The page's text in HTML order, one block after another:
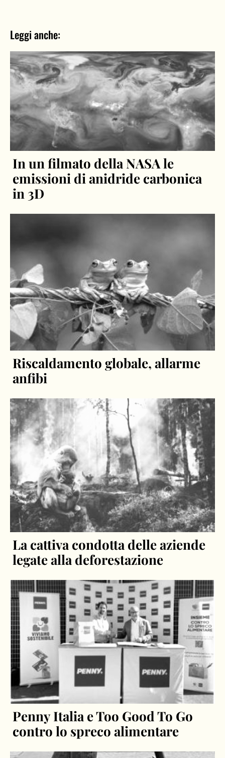
Leggi anche:
In un filmato della NASA le
emissioni di anidride carbonica
in 3D
Riscaldamento globale, allarme
anfibi
La cattiva condotta delle aziende
legate alla deforestazione
Penny Italia e Too Good To Go
contro lo spreco alimentare